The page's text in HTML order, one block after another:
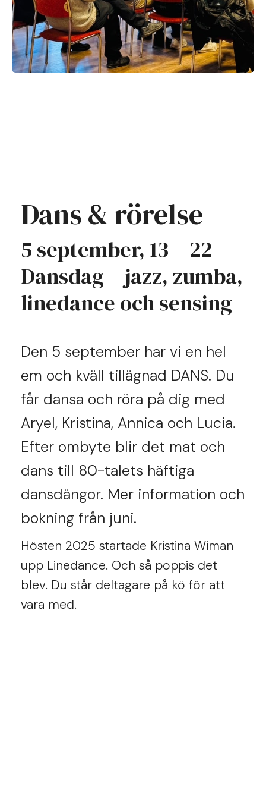
Dans & rörelse
5 september, 13 – 22
Dansdag – jazz, zumba,
linedance och sensing
Den 5 september har vi en hel
em och kväll tillägnad DANS. Du
får dansa och röra på dig med
Aryel, Kristina, Annica och Lucia.
Efter ombyte blir det mat och
dans till 80-talets häftiga
dansdängor. Mer information och
bokning från juni.
Hösten 2025 startade Kristina Wiman
upp Linedance. Och så poppis det
blev. Du står deltagare på kö för att
vara med.